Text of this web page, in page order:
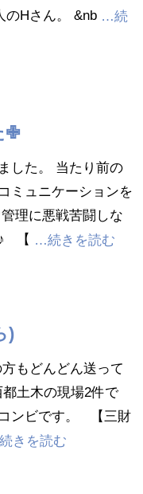
のHさん。 &nb …続
✙
した。 当たり前の
ミュニケーションを
理に悪戦苦闘しな
【 …続きを読む
)
もどんどん送って
土木の現場2件で
ンビです。 【三財
きを読む